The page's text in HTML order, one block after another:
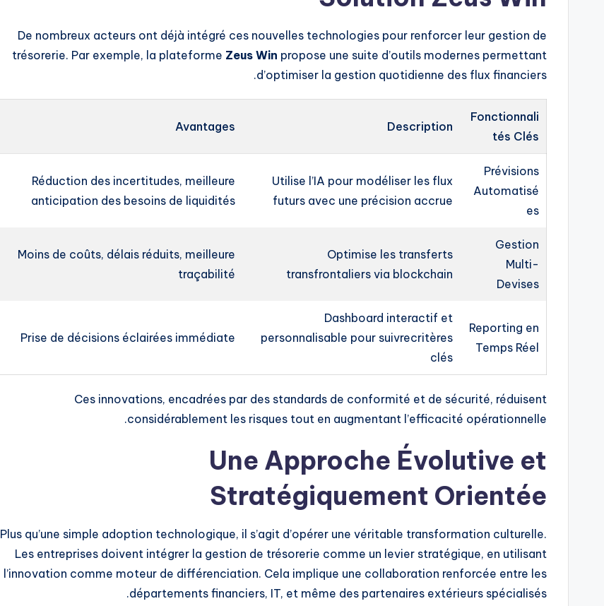
De nombreux acteurs ont déjà intégré ces nouvelles technologies pour renforcer leur gestion de
trésorerie. Par exemple, la plateforme Zeus Win propose une suite d’outils modernes permettant
d’optimiser la gestion quotidienne des flux financiers.
Fonctionnali
tés Clés
Description
Avantages
Prévisions
Automatisé
es
Utilise l’IA pour modéliser les flux
futurs avec une précision accrue
Réduction des incertitudes, meilleure
anticipation des besoins de liquidités
Gestion
Multi-
Devises
Optimise les transferts
transfrontaliers via blockchain
Moins de coûts, délais réduits, meilleure
traçabilité
Reporting en
Temps Réel
Dashboard interactif et
personnalisable pour suivrecritères
clés
Prise de décisions éclairées immédiate
Ces innovations, encadrées par des standards de conformité et de sécurité, réduisent
considérablement les risques tout en augmentant l’efficacité opérationnelle.
Une Approche Évolutive et
Stratégiquement Orientée
Plus qu’une simple adoption technologique, il s’agit d’opérer une véritable transformation culturelle.
Les entreprises doivent intégrer la gestion de trésorerie comme un levier stratégique, en utilisant
l’innovation comme moteur de différenciation. Cela implique une collaboration renforcée entre les
départements financiers, IT, et même des partenaires extérieurs spécialisés.